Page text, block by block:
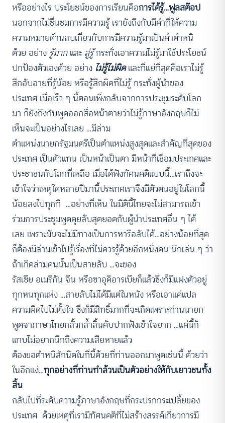
หรืออย่างไร ประโยชน์ของการเรียนคือการได้รู้…ฟูลสต๊อป
นอกจากไม่ชื่นชมการมีความรู้ เรายังถึงกับมีคำที่ให้ความ
ความหมายด้านลบเกี่ยวกับการมีความรู้มาเป็นคำตำหนิ
ด้วย อย่าง รู้มากและ สู่รู้กระทั่งเอาความไม่รู้มาใช้ประโยชน์
ปกป้องตัวเองด้วย อย่าง ไม่รู้ไม่ผิดและที่แย่ที่สุดคือเราไม่รู้
สึกอับอายที่รู้น้อย หรือรู้สึกผิดที่ไม่รู้ กระทั่งผู้นำของ
ประเทศ เมื่อเร็ว ๆ นี้ตอนเพิ่งกลับจากการประชุมระดับโลก
มา ก็ยังถึงกับพูดออกสื่อหน้าตายว่าไม่รู้ภาษาอังกฤษก็ไม่
เห็นจะเป็นอย่างไรเลย …มีล่าม
ตำแหน่งนายกรัฐมนตรีเป็นตำแหน่งสูงสุดและสำคัญที่สุดของ
ประเทศ เป็นตัวแทน เป็นหน้าเป็นตา มีหน้าที่เชื่อมประเทศและ
ประชาชนกับโลกที่เหลือ เมื่อได้ฟังทัศนคติแบบนี้…เราถึงจะ
เข้าใจว่าเหตุใดหลายปีมานี้ประเทศเราจึงมีตัวตนอยู่ในโลกนี้
น้อยลงไปทุกที …อย่างที่เห็น ในมิตินี้ไทยจะไม่สามารถเข้า
ร่วมการประชุมพูดคุยลับสุดยอดกับผู้นำประเทศอื่น ๆ ได้
เลย เพราะมันจะไม่มีทางเป็นการหารือลับได้…อย่างน้อยที่สุด
ก็ต้องมีล่ามเข้าไปรู้เรื่องที่ไม่ควรรู้ด้วยอีกหนึ่งคน นึกเล่น ๆ ว่า
ถ้าเกิดล่ามคนนั้นเป็นสายลับ …จะของ
รัสเซีย อเมริกัน จีน หรือซาอุดิอารเบียก็แล้วซึ่งก็มีแฝงตัวอยู่
ทุกหนทุกแห่ง …สายลับไม่ได้มีแต่ในหนัง หรือเอาแค่แปล
ความผิดไปไม่ตั้งใจ ซึ่งก็มีสิทธิ์มากที่จะเกิดเพราะท่านนายก
พูดจาภาษาไทยกลั้วกล้ำลิ้นคับปากฟังเข้าใจยาก …แค่นี้ก็
แทบไม่อยากนึกถึงความเสียหายแล้ว
ต้องขอตำหนิสักนิดในที่นี้ด้วยที่ท่านออกมาพูดเช่นนี้ ด้วยว่า
ในอีกแง่…ทุกอย่างที่ท่านทำล้วนเป็นตัวอย่างให้กับเยาวชนทั้ง
สิ้น
กลับไปที่ระดับความรู้ภาษาอังกฤษที่กระปรกกระเปลี้ยของ
ประเทศ ด้วยเหตุที่เรามีทัศนคติที่ไม่สร้างสรรค์เกี่ยวการมี